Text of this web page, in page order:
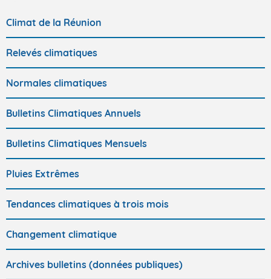
Climat de la Réunion
Relevés climatiques
Normales climatiques
Bulletins Climatiques Annuels
Bulletins Climatiques Mensuels
Pluies Extrêmes
Tendances climatiques à trois mois
Changement climatique
Archives bulletins (données publiques)